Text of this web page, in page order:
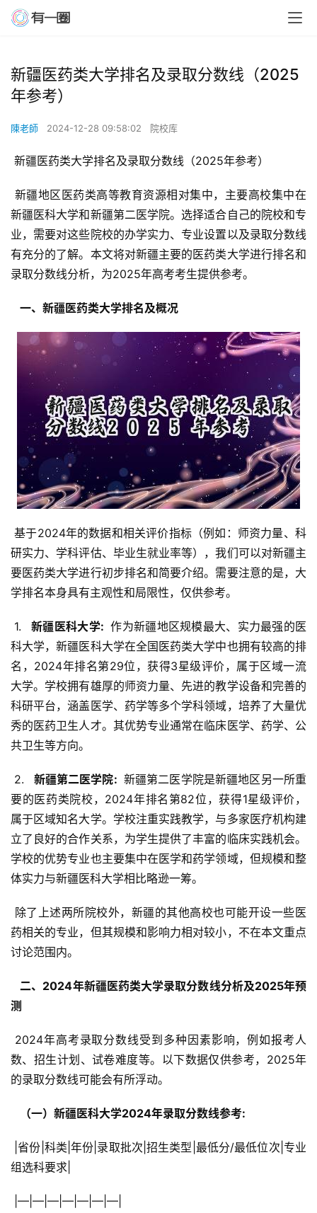
新疆医药类大学排名及录取分数线（2025
年参考）
陳老師 2024-12-28 09:58:02 院校库
新疆医药类大学排名及录取分数线（2025年参考）
新疆医科大学和新疆第二医学院。选择适合自己的院校和专
业，需要对这些院校的办学实力、专业设置以及录取分数线
有充分的了解。本文将对新疆主要的医药类大学进行排名和
录取分数线分析，为2025年高考考生提供参考。
  一、新疆医药类大学排名及概况
基于2024年的数据和相关评价指标（例如：师资力量、科
研实力、学科评估、毕业生就业率等），我们可以对新疆主
要医药类大学进行初步排名和简要介绍。需要注意的是，大
学排名本身具有主观性和局限性，仅供参考。
1.
  新疆医科大学:
作为新疆地区规模最大、实力最强的医
科大学，新疆医科大学在全国医药类大学中也拥有较高的排
名，2024年排名第29位，获得3星级评价，属于区域一流
大学。学校拥有雄厚的师资力量、先进的教学设备和完善的
科研平台，涵盖医学、药学等多个学科领域，培养了大量优
秀的医药卫生人才。其优势专业通常在临床医学、药学、公
共卫生等方向。
2.
  新疆第二医学院:
新疆第二医学院是新疆地区另一所重
要的医药类院校，2024年排名第82位，获得1星级评价，
属于区域知名大学。学校注重实践教学，与多家医疗机构建
立了良好的合作关系，为学生提供了丰富的临床实践机会。
学校的优势专业也主要集中在医学和药学领域，但规模和整
体实力与新疆医科大学相比略逊一筹。
药相关的专业，但其规模和影响力相对较小，不在本文重点
讨论范围内。
  二、2024年新疆医药类大学录取分数线分析及2025年预
测
数、招生计划、试卷难度等。以下数据仅供参考，2025年
的录取分数线可能会有所浮动。
  （一）新疆医科大学2024年录取分数线参考:
组选科要求|
|—|—|—|—|—|—|—|